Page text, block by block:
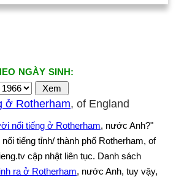
NGÀY SINH:
ở Rotherham, of England
nổi tiếng ở Rotherham, nước Anh?"
tiếng tỉnh/ thành phố Rotherham, of
cập nhật liên tục. Danh sách
ra ở Rotherham, nước Anh, tuy vậy,